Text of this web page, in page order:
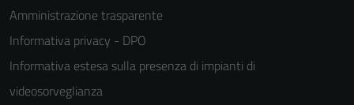
Amministrazione trasparente
Informativa privacy - DPO
Informativa estesa sulla presenza di impianti di
videosorveglianza
funzionamento